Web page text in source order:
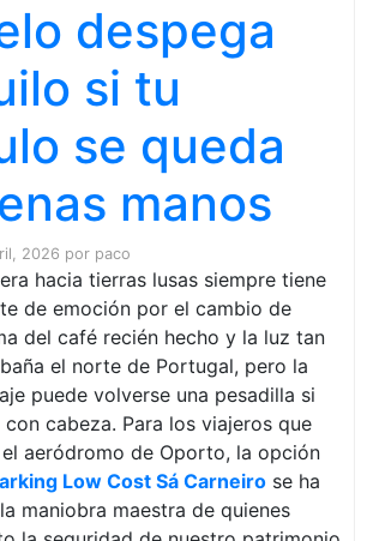
despega
si tu
se queda
manos
2026 por paco
hacia tierras lusas siempre tiene
de emoción por el cambio de
del café recién hecho y la luz tan
el norte de Portugal, pero la
puede volverse una pesadilla si
cabeza. Para los viajeros que
aeródromo de Oporto, la opción
Low Cost Sá Carneiro se ha
maniobra maestra de quienes